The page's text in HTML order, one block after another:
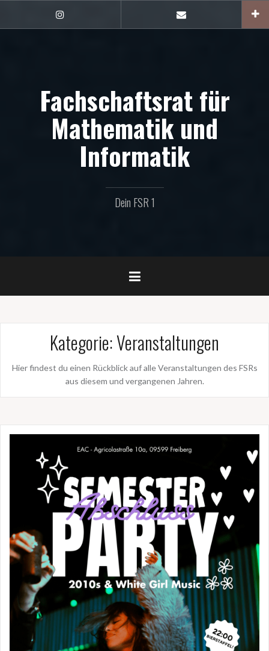
springen
FSR1
auf
E-
Mail
Fachschaftsrat für
Mathematik und
Informatik
Dein FSR 1
Kategorie:Veranstaltungen
Hier findest du einen Rückblick auf alle Veranstaltungen des FSRs
aus diesem und vergangenen Jahren.